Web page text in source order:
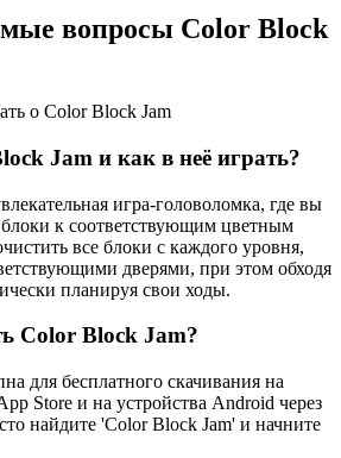
вопросы Color Block
о Color Block Jam
Jam и как в неё играть?
игра-головоломка, где вы
к соответствующим цветным
все блоки с каждого уровня,
дверями, при этом обходя
планируя свои ходы.
Color Block Jam?
для бесплатного скачивания на
Store и на устройства Android через
найдите 'Color Block Jam' и начните